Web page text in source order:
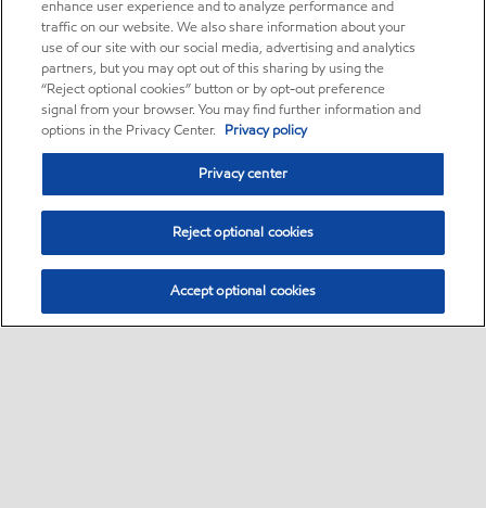
enhance user experience and to analyze performance and
traffic on our website. We also share information about your
use of our site with our social media, advertising and analytics
partners, but you may opt out of this sharing by using the
“Reject optional cookies” button or by opt-out preference
signal from your browser. You may find further information and
options in the Privacy Center. Privacy policy
Privacy center
Reject optional cookies
Accept optional cookies